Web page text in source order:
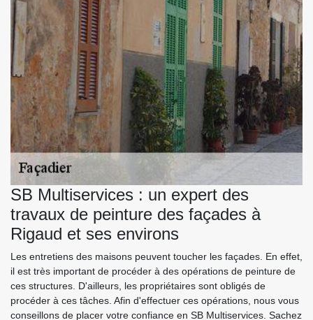
SB Multiservices : un expert des
travaux de peinture des façades à
Rigaud et ses environs
Les entretiens des maisons peuvent toucher les façades. En effet,
il est très important de procéder à des opérations de peinture de
ces structures. D'ailleurs, les propriétaires sont obligés de
procéder à ces tâches. Afin d'effectuer ces opérations, nous vous
conseillons de placer votre confiance en SB Multiservices. Sachez